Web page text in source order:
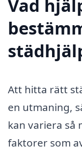
Vad
Att hitta rätt
en utmaning,
kan variera så
faktorer som